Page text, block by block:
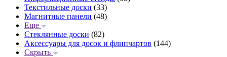
Текстильные доски (33)
Магнитные панели (48)
Еще
Стеклянные доски (82)
Аксессуары для досок и флипчартов (144)
Скрыть